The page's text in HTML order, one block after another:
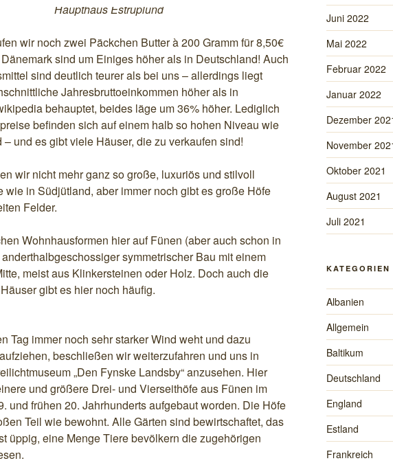
Haupthaus Estruplund
wir noch zwei Päckchen Butter à 200 Gramm für 8,50€
sind um Einiges höher als in Deutschland! Auch
sind deutlich teurer als bei uns – allerdings liegt
Jahresbruttoeinkommen höher als in
behauptet, beides läge um 36% höher. Lediglich
befinden sich auf einem halb so hohen Niveau wie
– und es gibt viele Häuser, die zu verkaufen sind!
wir nicht mehr ganz so große, luxuriös und stilvoll
wie in Südjütland, aber immer noch gibt es große Höfe
Felder.
Wohnhausformen hier auf Fünen (aber auch schon in
symmetrischer Bau mit einem
meist aus Klinkersteinen oder Holz. Doch auch die
gibt es hier noch häufig.
Tag immer noch sehr starker Wind weht und dazu
beschließen wir weiterzufahren und uns in
„Den Fynske Landsby“ anzusehen. Hier
und größere Drei- und Vierseithöfe aus Fünen im
und frühen 20. Jahrhunderts aufgebaut worden. Die Höfe
Teil wie bewohnt. Alle Gärten sind bewirtschaftet, das
üppig, eine Menge Tiere bevölkern die zugehörigen
Juni 2022
Mai 2022
Februar 2022
Januar 2022
Dezember
November
Oktober 2021
August 2021
Juli 2021
KATEGORIEN
Albanien
Allgemein
Baltikum
Deutschland
England
Estland
Frankreich